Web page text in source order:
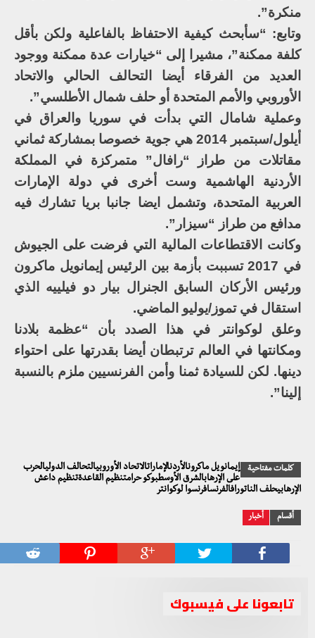
منكرة”.
وتابع: “سأبحث كيفية الاحتفاظ بالفاعلية ولكن بأقل
كلفة ممكنة”، مشيرا إلى “خيارات عدة ممكنة ووجود
العديد من الفرقاء أيضا التحالف الحالي والاتحاد
الأوروبي والأمم المتحدة أو حلف شمال الأطلسي”.
وعملية شامال التي بدأت في سوريا والعراق في
أيلول/سبتمبر 2014 هي جوية خصوصا بمشاركة ثماني
مقاتلات من طراز “رافال” متمركزة في المملكة
الأردنية الهاشمية وست أخرى في دولة الإمارات
العربية المتحدة، وتشمل ايضا جانبا بريا تشارك فيه
مدافع من طراز “سيزار”.
وكانت الاقتطاعات المالية التي فرضت على الجيوش
في 2017 تسببت بأزمة بين الرئيس إيمانويل ماكرون
ورئيس الأركان السابق الجنرال بيار دو فيلييه الذي
استقال في تموز/يوليو الماضي.
وعلق لوكوانتر في هذا الصدد بأن “عظمة بلادنا
ومكانتها في العالم ترتبطان أيضا بقدرتها على احتواء
دينها. لكن للسيادة ثمنا وأمن الفرنسيين ملزم بالنسبة
إلينا”.
كلمات مفتاحية
إيمانويل ماكرونالأردنالإماراتالاتحاد الأوروبيالتحالف الدوليالحرب
على الإرهابالشرق الأوسطبوكو حرامتنظيم القاعدةتنظيم داعش
الإرهابيحلف الناتورافالفرنسافرنسوا لوكوانتر
أقسام أخبار
تابعونا على فيسبوك